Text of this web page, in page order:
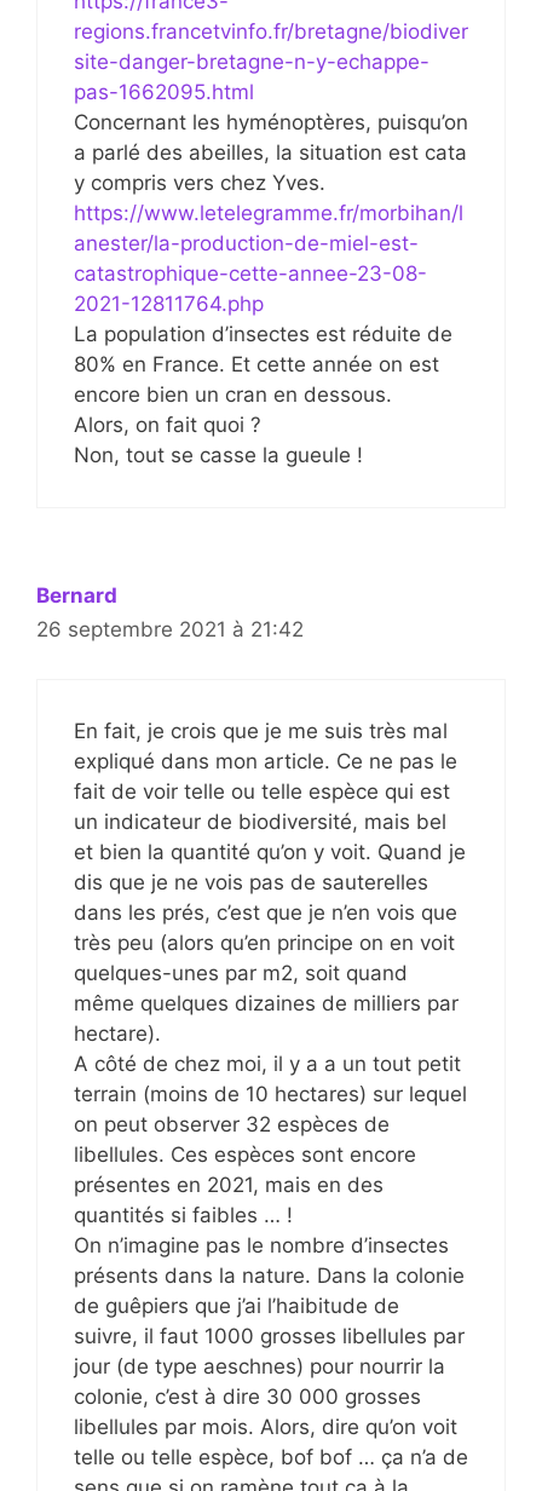
regions.francetvinfo.fr/bretagne/biodiver
site-danger-bretagne-n-y-echappe-
pas-1662095.html
Concernant les hyménoptères, puisqu’on
a parlé des abeilles, la situation est cata
y compris vers chez Yves.
https://www.letelegramme.fr/morbihan/l
anester/la-production-de-miel-est-
catastrophique-cette-annee-23-08-
2021-12811764.php
La population d’insectes est réduite de
80% en France. Et cette année on est
encore bien un cran en dessous.
Alors, on fait quoi ?
Non, tout se casse la gueule !
Bernard
26 septembre 2021 à 21:42
En fait, je crois que je me suis très mal
expliqué dans mon article. Ce ne pas le
fait de voir telle ou telle espèce qui est
un indicateur de biodiversité, mais bel
et bien la quantité qu’on y voit. Quand je
dis que je ne vois pas de sauterelles
dans les prés, c’est que je n’en vois que
très peu (alors qu’en principe on en voit
quelques-unes par m2, soit quand
même quelques dizaines de milliers par
hectare).
A côté de chez moi, il y a a un tout petit
terrain (moins de 10 hectares) sur lequel
on peut observer 32 espèces de
libellules. Ces espèces sont encore
présentes en 2021, mais en des
quantités si faibles … !
On n’imagine pas le nombre d’insectes
présents dans la nature. Dans la colonie
de guêpiers que j’ai l’haibitude de
suivre, il faut 1000 grosses libellules par
jour (de type aeschnes) pour nourrir la
colonie, c’est à dire 30 000 grosses
libellules par mois. Alors, dire qu’on voit
telle ou telle espèce, bof bof … ça n’a de